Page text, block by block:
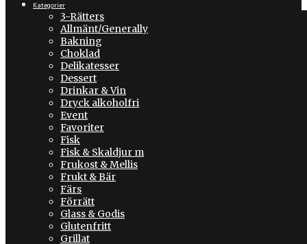
Kategorier
3-Rätters
Allmänt/Generally
Bakning
Choklad
Delikatesser
Dessert
Drinkar & Vin
Dryck alkoholfri
Event
Favoriter
Fisk
Fisk & Skaldjur m
Frukost & Mellis
Frukt & Bär
Färs
Förrätt
Glass & Godis
Glutenfritt
Grillat